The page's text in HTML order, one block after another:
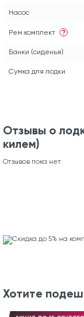
Насос
Рем.комплект ?
Банки (сиденья)
Сумка для лодки
Отзывы о
килем)
Отзывов пока нет
Хотите